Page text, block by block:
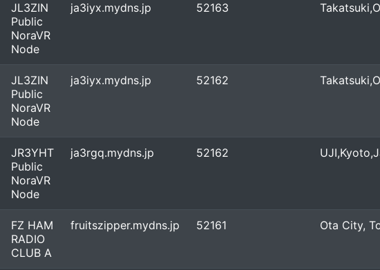
JL3ZIN
Public
NoraVR
Node
ja3iyx.mydns.jp 52163
JL3ZIN
Public
NoraVR
Node
ja3iyx.mydns.jp 52162
JR3YHT
Public
NoraVR
Node
ja3rgq.mydns.jp 52162
FZ HAM
RADIO
CLUB A
fruitszipper.mydns.jp 52161 Ota City,